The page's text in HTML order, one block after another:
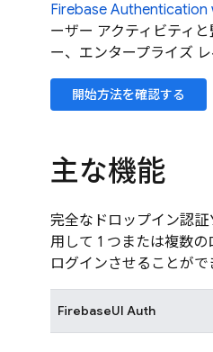
Firebase Authentication
ーザー アクティビティ
ー、エンタープライズ
開始方法を確認する
主な機能
完全なドロップイン認
用して 1 つまたは複数
ログインさせることがで
FirebaseUI Auth